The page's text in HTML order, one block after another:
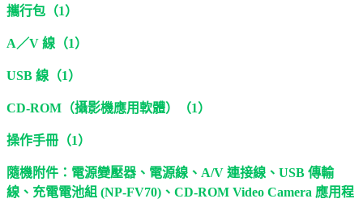
攜行包（1）
A／V 線（1）
USB 線（1）
CD-ROM（攝影機應用軟體）（1）
操作手冊（1）
隨機附件：電源變壓器、電源線、A/V 連接線、USB 傳輸
線、充電電池組 (NP-FV70)、CD-ROM Video Camera 應用程